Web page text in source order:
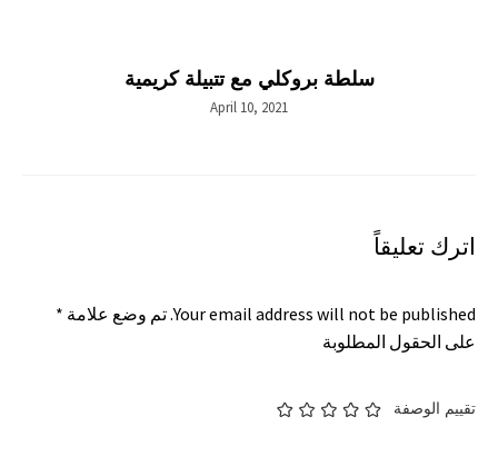
سلطة بروكلي مع تتبيلة كريمية
April 10, 2021
اترك تعليقاً
Your email address will not be published. تم وضع علامة *
على الحقول المطلوبة
تقييم الوصفة